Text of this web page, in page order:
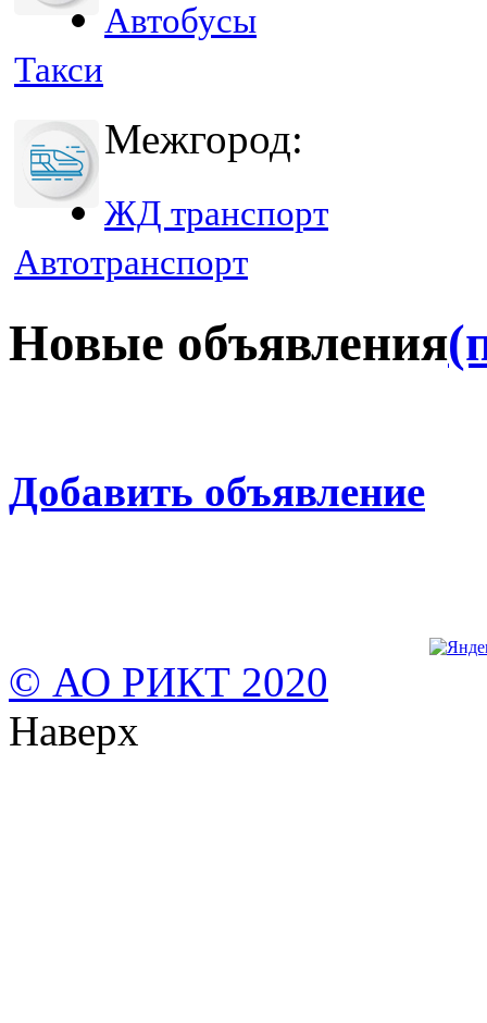
Автобусы
Такси
Межгород:
ЖД транспорт
Автотранспорт
Новые объявления
Добавить объявление
© АО РИКТ 2020
Наверх